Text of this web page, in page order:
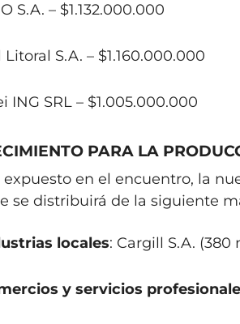
S.A. – $1.132.000.000
Litoral S.A. – $1.160.000.000
ING SRL – $1.005.000.000
PARA LA
expuesto en el encuentro, la
se distribuirá de la siguiente
locales: Cargill S.A. (380
y servicios